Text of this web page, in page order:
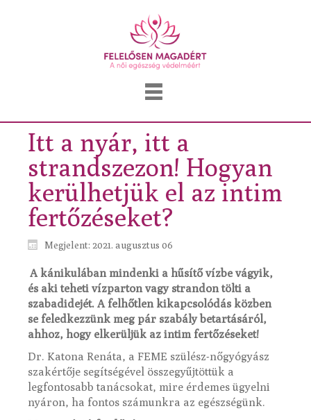
Itt a nyár, itt a
strandszezon! Hogyan
kerülhetjük el az intim
fertőzéseket?
Megjelent: 2021. augusztus 06
A kánikulában mindenki a hűsítő vízbe vágyik,
és aki teheti vízparton vagy strandon tölti a
szabadidejét. A felhőtlen kikapcsolódás közben
se feledkezzünk meg pár szabály betartásáról,
ahhoz, hogy elkerüljük az intim fertőzéseket!
Dr. Katona Renáta, a FEME szülész-nőgyógyász
szakértője segítségével összegyűjtöttük a
legfontosabb tanácsokat, mire érdemes ügyelni
nyáron, ha fontos számunkra az egészségünk.